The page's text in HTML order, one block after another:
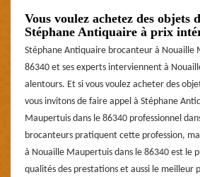
Vous voulez achetez des objets
Stéphane Antiquaire à prix
Stéphane Antiquaire brocanteur à Nouaille
86340 et ses experts interviennent à
alentours. Et si vous voulez acheter des
vous invitons de faire appel à Stéphane
Maupertuis dans le 86340 professionnel
brocanteurs pratiquent cette profession,
à Nouaille Maupertuis dans le 86340 est le
qualités des prestations et aussi le meilleur